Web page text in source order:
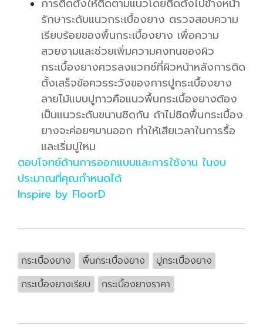
การติดตั้งให้ติดตามแนวโดยติดตั้งไปข้างหน้า
รักษาระดับแนวกระเบื้องยาง ตรวจสอบความ
เรียบร้อยของพื้นกระเบื้องยาง เพื่อความ
สวยงามและช่วยเพิ่มความคงทนของผิว
กระเบื้องยางควรลงแวกซ์ที่ผิวหน้าหลังการติด
ตั้งเสร็จข้อควรระวังของการปูกระเบื้องยาง
ลายไม้แบบปูกาวคือแนวพื้นกระเบื้องยางต้อง
เป็นแนวระดับขนานชิดกัน ถ้าไม่ชิดพื้นกระเบื้อง
ยางจะค่อยๆบานออก ทำให้เสียเวลาในการรื้อ
และเริ่มปูใหม
ตอบโจทย์ด้านการออกแบบและการใช้งาน ในงบ
ประมาณที่คุณกำหนดได้
Inspire by FloorD
กระเบื้องยาง พื้นกระเบื้องยาง
ปูกระเบื้องยาง
กระเบื้องยางเรียบ
กระเบื้องยางราคา